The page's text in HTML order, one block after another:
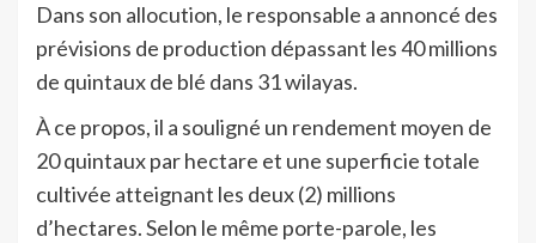
Dans son allocution, le responsable a annoncé des
prévisions de production dépassant les 40 millions
de quintaux de blé dans 31 wilayas.
À ce propos, il a souligné un rendement moyen de
20 quintaux par hectare et une superficie totale
cultivée atteignant les deux (2) millions
d’hectares. Selon le même porte-parole, les